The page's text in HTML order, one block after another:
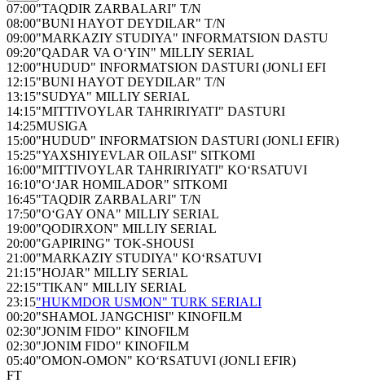
07:00"TAQDIR ZARBALARI" T/N
08:00"BUNI HAYOT DEYDILAR" T/N
09:00"MARKAZIY STUDIYA" INFORMATSION DASTU
09:20"QADAR VA O‘YIN" MILLIY SERIAL
12:00"HUDUD" INFORMATSION DASTURI (JONLI EFI
12:15"BUNI HAYOT DEYDILAR" T/N
13:15"SUDYA" MILLIY SERIAL
14:15"MITTIVOYLAR TAHRIRIYATI" DASTURI
14:25MUSIGA
15:00"HUDUD" INFORMATSION DASTURI (JONLI EFIR)
15:25"YAXSHIYEVLAR OILASI" SITKOMI
16:00"MITTIVOYLAR TAHRIRIYATI" KO‘RSATUVI
16:10"O‘JAR HOMILADOR" SITKOMI
16:45"TAQDIR ZARBALARI" T/N
17:50"O‘GAY ONA" MILLIY SERIAL
19:00"QODIRXON" MILLIY SERIAL
20:00"GAPIRING" TOK-SHOUSI
21:00"MARKAZIY STUDIYA" KO‘RSATUVI
21:15"HOJAR" MILLIY SERIAL
22:15"TIKAN" MILLIY SERIAL
23:15"HUKMDOR USMON" TURK SERIALI
00:20"SHAMOL JANGCHISI" KINOFILM
02:30"JONIM FIDO" KINOFILM
02:30"JONIM FIDO" KINOFILM
05:40"OMON-OMON" KO‘RSATUVI (JONLI EFIR)
FT